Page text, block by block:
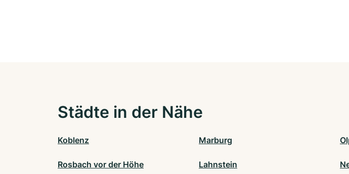
Städte in der Nähe
Koblenz Marburg
Rosbach vor der Höhe Lahnstein